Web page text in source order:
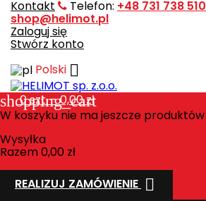
Kontakt Telefon: +48 731 738 510
shop@helimot.pl
Zaloguj się
Stwórz konto
Polski 
shopping_cart
0szt. - 0,00 zł
W koszyku nie ma jeszcze produktów
Wysyłka
Razem0,00 zł
REALIZUJ ZAMÓWIENIE 